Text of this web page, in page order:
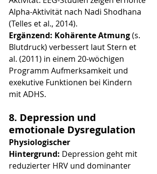
Alpha-Aktivität nach Nadi Shodhana
(Telles et al., 2014).
Ergänzend: Kohärente Atmung (s.
Blutdruck) verbessert laut Stern et
al. (2011) in einem 20-wöchigen
Programm Aufmerksamkeit und
exekutive Funktionen bei Kindern
mit ADHS.
8. Depression und
emotionale Dysregulation
Physiologischer
Hintergrund: Depression geht mit
reduzierter HRV und dominanter